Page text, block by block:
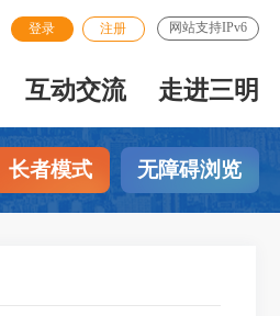
登录 注册 网站支持IPv6
互动交流 走进三明
长者模式 无障碍浏览